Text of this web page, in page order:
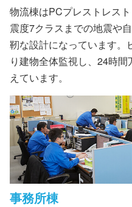
物流棟はPCプレストレス
震度7クラスまでの地震や
靭な設計になっています。
り建物全体監視し、24時
えています。
事務所棟